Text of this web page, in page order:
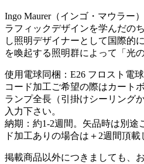
Ingo Maurer（インゴ・マウラー
ラフィックデザインを学んだの
し照明デザイナーとして国際的
を喚起する照明群によって「光
使用電球同梱：E26 フロスト電球
コード加工ご希望の際はカート
ランプ全長（引掛けシーリング
入力下さい。
納期：約1-2週間。矢品時は別途
ド加工ありの場合は＋2週間頂載
掲載商品以外につきましても、